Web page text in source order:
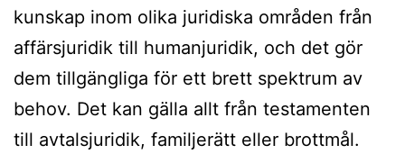
kunskap inom olika juridiska områden från
affärsjuridik till humanjuridik, och det gör
dem tillgängliga för ett brett spektrum av
behov. Det kan gälla allt från testamenten
till avtalsjuridik, familjerätt eller brottmål.